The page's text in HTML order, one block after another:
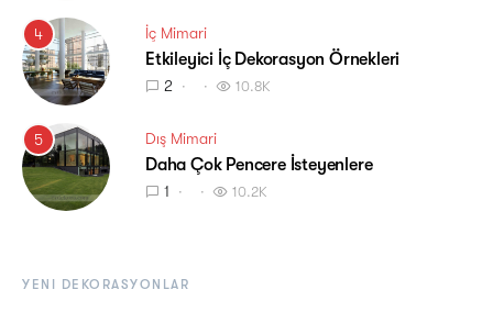
4 İç Mimari
Etkileyici İç Dekorasyon Örnekleri
2 10.8K
5 Dış Mimari
Daha Çok Pencere İsteyenlere
1 10.2K
YENI DEKORASYONLAR